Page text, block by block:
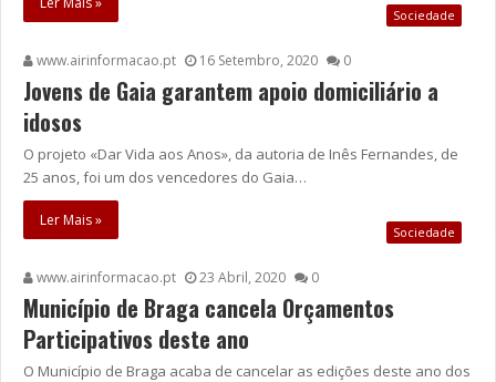
Sociedade
www.airinformacao.pt 16 Setembro, 2020 0
Jovens de Gaia garantem apoio domiciliário a
idosos
O projeto «Dar Vida aos Anos», da autoria de Inês Fernandes, de
25 anos, foi um dos vencedores do Gaia…
Ler Mais »
Sociedade
www.airinformacao.pt 23 Abril, 2020 0
Município de Braga cancela Orçamentos
Participativos deste ano
O Município de Braga acaba de cancelar as edições deste ano dos